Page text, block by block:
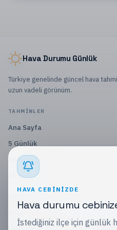
Hava Durumu Günlük
Türkiye genelinde güncel hava
uzun vadeli görünüm.
TAHMINLER
Ana Sayfa
5 Günlük
10 Günlük
15 Günlük
HAVA CEBINIZDE
Hava durumu
İstediğiniz ilçe için günlük